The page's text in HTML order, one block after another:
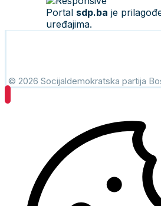
Portal sdp.ba je
uređajima.
© 2026 Socijaldemokratska partija